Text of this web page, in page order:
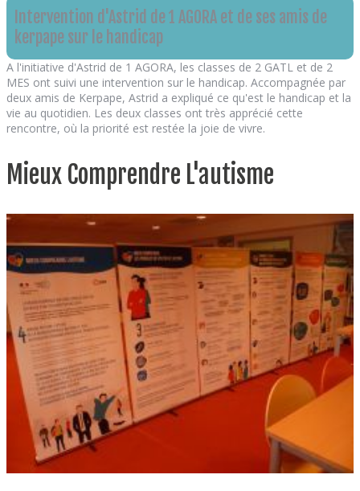
Intervention d'Astrid de 1 AGORA et de ses amis de
kerpape sur le handicap
A l'initiative d'Astrid de 1 AGORA, les classes de 2 GATL et de 2
MES ont suivi une intervention sur le handicap. Accompagnée par
deux amis de Kerpape, Astrid a expliqué ce qu'est le handicap et la
vie au quotidien. Les deux classes ont très apprécié cette
rencontre, où la priorité est restée la joie de vivre.
Mieux Comprendre L'autisme